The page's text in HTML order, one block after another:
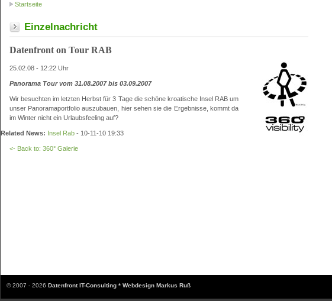
Startseite
Einzelnachricht
Datenfront on Tour RAB
25.02.08 - 12:22 Uhr
Panorama Tour vom 31.08.2007 bis 03.09.2007
Wir besuchten im letzten Herbst für 3 Tage die schöne kroatische Insel RAB um
unser Panoramaportfolio auszubauen, hier sehen sie die Ergebnisse, kommt da
im Winter nicht ein Urlaubsfeeling auf?
Related News: Insel Rab - 10-11-10 19:33
<- Back to: 360° Galerie
© 2007 - 2026 Datenfront IT-Consulting * Webdesign Markus Ruß